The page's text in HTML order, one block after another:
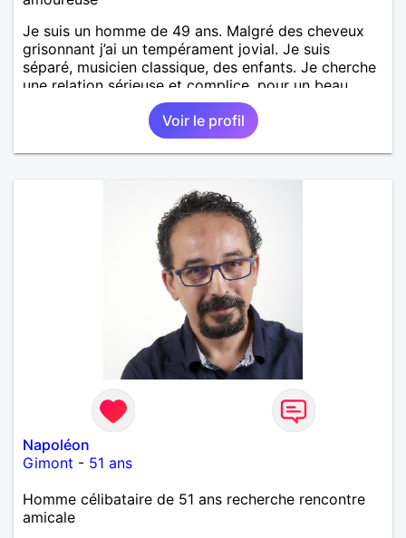
Je suis un homme de 49 ans. Malgré des cheveux
grisonnant j’ai un tempérament jovial. Je suis
séparé, musicien classique, des enfants. Je cherche
une relation sérieuse et complice, pour un beau
Voir le profil
Napoléon
Gimont - 51 ans
Homme célibataire de 51 ans recherche rencontre
amicale